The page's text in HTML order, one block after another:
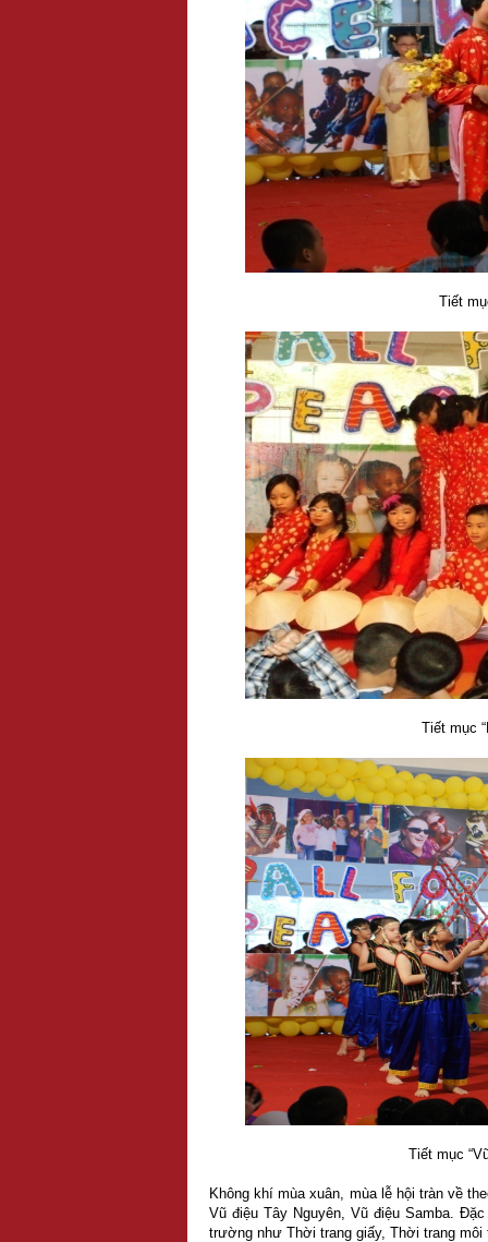
Tiết
Tiết mục
Tiết mục
Không khí mùa xuân, mùa lễ hội tràn về
Vũ điệu Tây Nguyên, Vũ điệu Samba.
trường như Thời trang giấy, Thời trang môi